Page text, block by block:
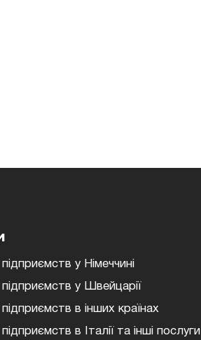
у Німеччині
підприємств у Швейцарії
в інших країнах
в Італії та інші послуги